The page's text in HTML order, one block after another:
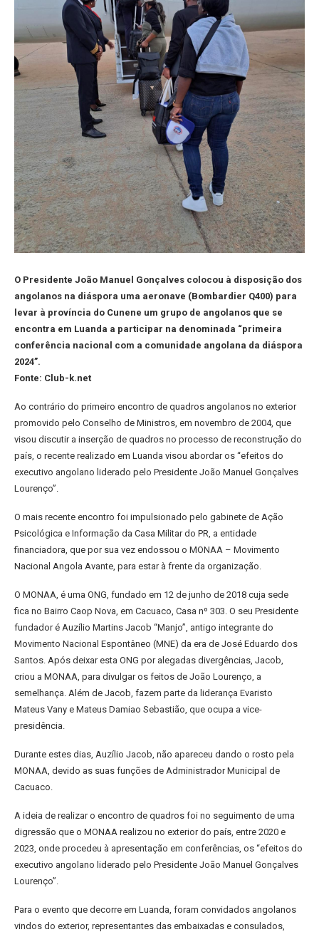
O Presidente João Manuel Gonçalves colocou à disposição dos
angolanos na diáspora uma aeronave (Bombardier Q400) para
levar à província do Cunene um grupo de angolanos que se
encontra em Luanda a participar na denominada “primeira
conferência nacional com a comunidade angolana da diáspora
2024”.
Fonte: Club-k.net
Ao contrário do primeiro encontro de quadros angolanos no exterior
promovido pelo Conselho de Ministros, em novembro de 2004, que
visou discutir a inserção de quadros no processo de reconstrução do
país, o recente realizado em Luanda visou abordar os “efeitos do
executivo angolano liderado pelo Presidente João Manuel Gonçalves
Lourenço”.
O mais recente encontro foi impulsionado pelo gabinete de Ação
Psicológica e Informação da Casa Militar do PR, a entidade
financiadora, que por sua vez endossou o MONAA – Movimento
Nacional Angola Avante, para estar à frente da organização.
O MONAA, é uma ONG, fundado em 12 de junho de 2018 cuja sede
fica no Bairro Caop Nova, em Cacuaco, Casa nº 303. O seu Presidente
fundador é Auzílio Martins Jacob “Manjo”, antigo integrante do
Movimento Nacional Espontâneo (MNE) da era de José Eduardo dos
Santos. Após deixar esta ONG por alegadas divergências, Jacob,
criou a MONAA, para divulgar os feitos de João Lourenço, a
semelhança. Além de Jacob, fazem parte da liderança Evaristo
Mateus Vany e Mateus Damiao Sebastião, que ocupa a vice-
presidência.
Durante estes dias, Auzílio Jacob, não apareceu dando o rosto pela
MONAA, devido as suas funções de Administrador Municipal de
Cacuaco.
A ideia de realizar o encontro de quadros foi no seguimento de uma
digressão que o MONAA realizou no exterior do país, entre 2020 e
2023, onde procedeu à apresentação em conferências, os “efeitos do
executivo angolano liderado pelo Presidente João Manuel Gonçalves
Lourenço”.
Para o evento que decorre em Luanda, foram convidados angolanos
vindos do exterior, representantes das embaixadas e consulados,